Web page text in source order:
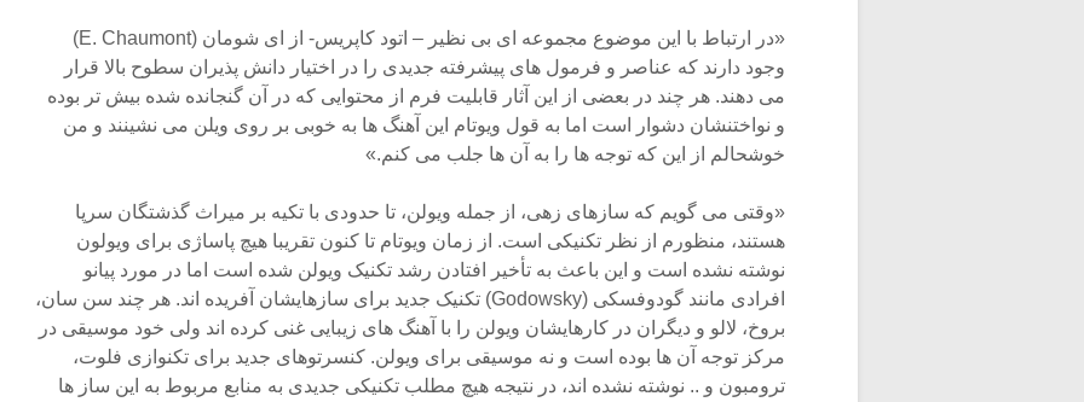
«در ارتباط با این موضوع مجموعه ای بی نظیر – اتود کاپریس- از ای شومان (E. Chaumont)
وجود دارند که عناصر و فرمول های پیشرفته جدیدی را در اختیار دانش پذیران سطوح بالا قرار
می دهند. هر چند در بعضی از این آثار قابلیت فرم از محتوایی که در آن گنجانده شده بیش تر بوده
و نواختنشان دشوار است اما به قول ویوتام این آهنگ ها به خوبی بر روی ویلن می نشینند و من
خوشحالم از این که توجه ها را به آن ها جلب می کنم.»
«وقتی می گویم که سازهای زهی، از جمله ویولن، تا حدودی با تکیه بر میراث گذشتگان سرپا
هستند، منظورم از نظر تکنیکی است. از زمان ویوتام تا کنون تقریبا هیچ پاساژی برای ویولون
نوشته نشده است و این باعث به تأخیر افتادن رشد تکنیک ویولن شده است اما در مورد پیانو
افرادی مانند گودوفسکی (Godowsky) تکنیک جدید برای سازهایشان آفریده اند. هر چند سن سان،
بروخ، لالو و دیگران در کارهایشان ویولن را با آهنگ های زیبایی غنی کرده اند ولی خود موسیقی در
مرکز توجه آن ها بوده است و نه موسیقی برای ویولن. کنسرتوهای جدید برای تکنوازی فلوت،
ترومبون و .. نوشته نشده اند، در نتیجه هیچ مطلب تکنیکی جدیدی به منابع مربوط به این ساز ها